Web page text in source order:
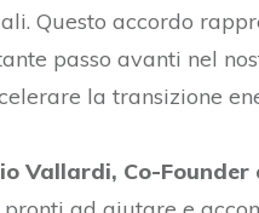
Questo accordo
passo avanti nel
la transizione
Vallardi, Co-Founder